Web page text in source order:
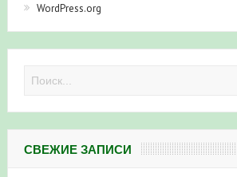
WordPress.org
СВЕЖИЕ ЗАПИСИ